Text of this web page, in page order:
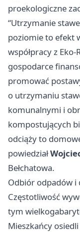
proekologiczne
“Utrzymanie
poziomie to efekt
współpracy z
gospodarce
promować
o utrzymaniu
komunalnymi i
kompostujących
odciąży to
powiedział
Bełchatowa.
Odbiór odpadów i
Częstotliwość
tym
Mieszkańcy